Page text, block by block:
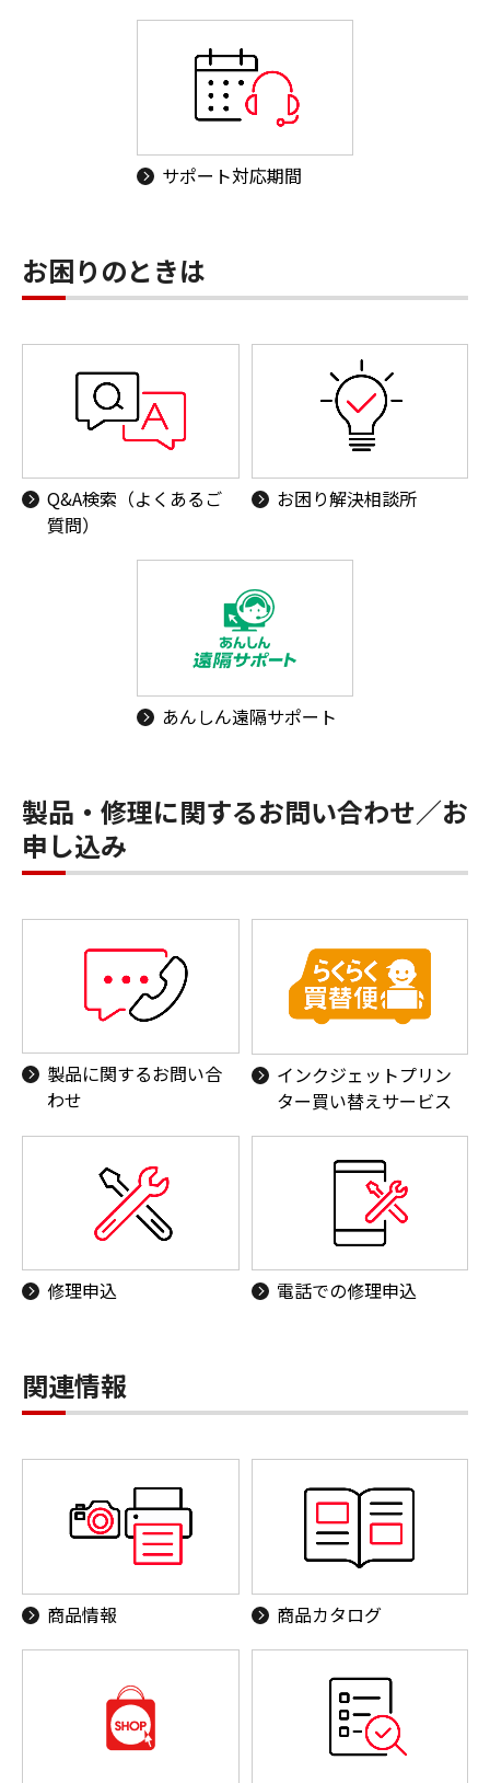
サポート対応期間
お困りのときは
Q&A検索（よくあるご
質問）
お困り解決相談所
あんしん遠隔サポート
製品・修理に関するお問い合わせ／お
申し込み
製品に関するお問い合
わせ
インクジェットプリン
ター買い替えサービス
修理申込 電話での修理申込
関連情報
商品情報 商品カタログ